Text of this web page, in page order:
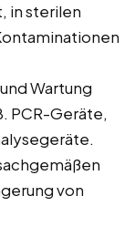
in sterilen
Wartung
PCR-Geräte,
von